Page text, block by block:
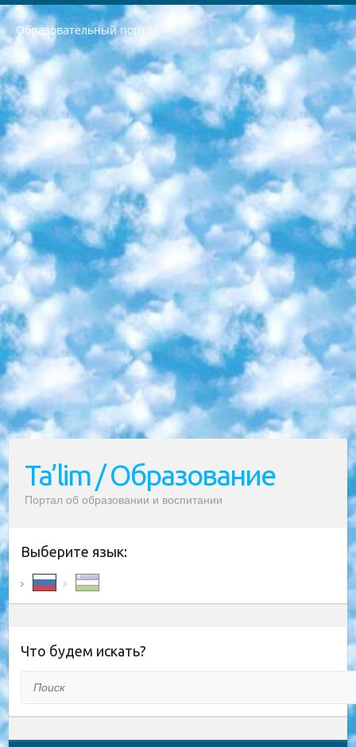
Образовательный портал
РЕСПУБЛИКА УЗБЕКИСТАН МИНИСТРЕРСТВО ДОШКОЛЬНОГО И ШКОЛЬНОГО ОБРАЗОВАНИЯ КОМАНДА в общеобразовательных учреждениях в 2023-2024 учебном году организация и проведение итоговой государственной аттестации обучающихся о Министра дошкольного и школьного образования Республики Узбекистан от 4 марта 2008 года (постановлением Минюста от 20 марта 2008 года № 1778 государственной регистрации) «Итоговое состояние учащихся общего среднего образования на основании положения об утверждении положения об аттестации общего среднего образования выпускной экзамен студентов в образовательных учреждениях в 2023-2024 учебном году В целях организации и прохождения аттестации приказываю: 1. Следующее: перечень предметов, по которым будет проводиться итоговая государственная аттестация и экзамен формы перевода согласно приложению 1; сертификаты международного образца, оценивающие уровень владения иностранными языками перечень согласно приложению 2; 2. Педагогический при специализированных образовательных учреждениях. научно-практический центр квалификации и международной оценки (Д.Давидова) 2024 г. До 25 марта: задания по предметам, по которым будет проводиться итоговая аттестация разработка и утверждение технических условий; итоговая аттестация на основании разработанного предметного задания разработка вопросов по предметам (устно и письменно), экзамен передача; общеобразовательные средние школы и специальные учебные заведения учащиеся выпускных классов школ и интернатов в агентской системе подготовка базы данных экзаменационных материалов и критериев оценки; перевод базы экзаменационных материалов на все языки обучения подать в Республиканский образовательный центр для изготовления; варианты экзаменов на основе разработанных контрольных материалов пусть будут поставлены задачи формирования. 3. Республиканский образовательный центр (Ш.Худайкулов) до 5 апреля 2024 года. до: база данных предоставленных экзаменационных материалов на все языки обучения перевод и экспертиза; для слепых, слабовидящих, глухих, слабослышащих и умственно отсталых детей учащиеся выпускных классов специализированных школ и школ-интернатов база данных экзаменационных материалов на всех преподаваемых языках подготовка критериев оценки; специализированные школы для умственно отсталых детей и технологии для учащихся выпускных классов школ-интернатов разработка соответствующих рекомендаций и критериев проведения ЕГЭ по естествознанию давать задания. 4. Педагогический при специализированных образовательных учреждениях. Научно-практический центр навыков и международной оценки (Д.Давидова), Республика образовательный центр (Худайкулов Ш.) итоговый государственный аттестационный экзамен ориентирован на творческое и логическое мышление при подготовке базы материалов учитывать введение заданий. 5. Следует отметить, что: сертификат государственного образца о знании общеобразовательного предмета и как минимум национальный уровень B1 по предметам на иностранных языках, указанным в Приложении 2. или международно признанный сертификат эквивалентного уровня студенты, изучающие определенный предмет, освобождаются от экзамена; по соответствующим предметам запланирована итоговая государственная аттестация за день до дня, путем жеребьевки Рабочей группой (в письменной форме по предметам, проводимым в форме) из числа сформированных вариантов выбрано 2 варианта; 2 выбранных варианта экзамена анонсированы на официальном сайте министерства и все выпускники по всей стране на основе этих вариантов проводит итоговую государственную аттестацию. 6. Государственное образование учащихся средних общеобразовательных учреждений. знания в соответствии с квалификационными требованиями, которые необходимо приобрести на основании стандартов итоговый (выпускной) контроль для 9 и 11 классов в целях тестирования Экзамены (далее – экзамены) состоят из предметов, перечисленных в приложении 1. будет сделано. 7. Экзамены пройдут с 26 мая по 15 июня 2024 г. (кроме науки физического воспитания). 8. Физическая для учащихся 9 классов общесредних образовательных учреждений. Экзамены по предмету «Образование, квалификация медицина» 1-6 мая 2024 года. сотрудники перевести под присмотр (с отклонениями в физическом или умственном развитии) специализированная школа для детей, школы-интернаты и со сколиозом школы-интернаты санаторного типа для больных детей исключены). 9. Он был слепым, слабовидящим и имел нарушения опорно-двигательного аппарата. экзамены в специализированных школах и интернатах для детей должны проводиться исходя из требований, предъявляемых к общеобразовательным учреждениям (физкультура кроме науки). 10. Специализированная школа для глухих и слабослышащих детей. и экзамены в интернатах и быть реализован в виде письменного теста по математике. 11. Специальность для умственно отсталых детей. Для 9 класса Родной язык и литературное письмо Государственный язык (язык обучения – узбекский). для неклассов) написано Математическое письмо Письменная/устная история Узбекистана Физическое воспитание практично Итоговый контроль Для 11 класса Написание родного языка и литературы (эссе) Математическое письмо Узбекский язык (обучение на узбекском языке) не посещающее общее среднее образование для учреждений)/Образовательное учреждение выбор письменный и устный Иностранный язык письменный/устный Письменная/устная история Узбекистана *По выбору студента:  Химия  Физика  Основы государственного права  География 10 бесплатных образовательных ресурсов - Мы составили подборку онлайн-проектов с интерактивными упражнениями, видеолекциями и статьями. Они помогут вам обрести новые и освежить старые знания бесплатно. 1. «ИНТУИТ» Старейшая образовательная площадка Рунета. Здесь вы найдёте сотни текстовых и видеокурсов на десятки различных тем — от программирования до психологии. Многие курсы подготовлены российскими университетами и крупными международными компаниями вроде Intel и Microsoft. Самостоятельное обучение бесплатное, но желающие могут оплатить услуги персональных наставников. 2. «Смартия» знакомит с актуальными профессиями и подсказывает, как им обучаться. Выбрав заинтересовавшую вас специальность — SMM-специалист, фотограф, веб-дизайнер или другую, — увидите список необходимых для неё умений. Чтобы вы могли освоить их самостоятельно, для каждого умения площадка отображает подборку ссылок на учебные материалы. Хотя «Смартия» ориентируется на русскоязычную аудиторию, часть контента всё же доступна только на английском. 3. «Лекторий Физтеха» Проект Московского физико-технического института (Физтеха). С его помощью вы можете смотреть онлайн серии лекций, записанные на видео в этом вузе. В числе доступных предметов — физика, биология, химия, информационные технологии и другие. К некоторым лекциям администрация ресурса прилагает готовые конспекты, которые можно скачивать в PDF-формате. 4. ITMOcourses Онлайн-площадка Санкт-Петербургского национального исследовательского университета информационных технологий, механики и оптики (ИТМО). Ресурс предоставляет свободный доступ к курсам, разработанным в этом вузе. Каталог материалов разбит на четыре категории: «Оптические системы и технологии», «Приборостроение и робототехника», «Информационные технологии» и «Биотехнологии». Курсы состоят из видеолекций, интерактивных демонстраций и заданий. 5. «КиберЛенинка» Электронная научная библиотека открытого доступа. Каталог площадки регулярно обрастает текстами статей из различных научных изданий. Сгруппированные по журналам и рубрикам публикации можно читать онлайн или скачивать целиком в PDF-формате. Проект нацелен на популяризацию науки за счёт открытого доступа к качественной информации. 6. «ПостНаука» На этом ресурсе публикуют подборки видеолекций, составленные экспертами из разных отраслей и объединённые общими темами. Среди них, к примеру, есть серии «Биоинформатика и геномика», «Культура средневековой Скандинавии» и Cinema Studies о теории кино. Каждая подборка лекций — логически связанная история, рассказанная экспертом от первого лица. Кроме того, на сайте появляются научно-образовательные статьи и тесты на разные темы. 7. «Newочём» Команда проекта «Newочём» отбирает самые интересные тексты из англоязычных СМИ и переводит те из них, за которые голосуют участники сообщества «ВКонтакте». По большей части это научно-популярные статьи. Редакторы придумывают лишь заголовки, в остальном содержание переводов соответствует оригиналам. Полные тексты можно читать прямо в социальной сети. 8. InternetUrok Онлайн-база материалов по основным дисциплинам школьной программы. Информация на сайте структурирована по классам, предметам и темам (урокам). Каждый урок состоит из видеолекций и конспектов. Есть также интерактивные тренажёры и тесты для закрепления пройденного материала. Даже если вы давно окончили школу, возможность повторить программу старших классов всегда может пригодиться. 9. Edutainme Ещё один ресурс об образовании. В отличие от Newtonew, как мне кажется, Edutainme больше ориентируется на представителей индустрии: педагогов, предпринимателей, разработчиков образовательных проектов. Но и любой, кто просто стремится к саморазвитию, найдёт на сайте много полезного и интересного для себя. Например, информацию о новых курсах и образовательных сервисах. 10. Newtonew Онлайн-медиа об образовании и обучении в широком смысле. Авторы Newtonew пишут об инструментах, заведениях, тактиках и стратегиях, которые помогают учить других и получать новые знания самостоятельно. На этой площадке вы найдёте новости, обзоры, аналитические мат
Ta’lim / Образование
Портал об образовании и воспитании
Выберите язык:
Что будем искать?